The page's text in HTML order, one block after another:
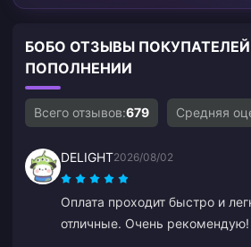
БОБО ОТЗЫВЫ
ПОПОЛНЕНИИ
Всего отзывов:679 Средняя
DELIGHT2026/08/02
Оплата проходит быстро и
отличные. Очень рекомендую!